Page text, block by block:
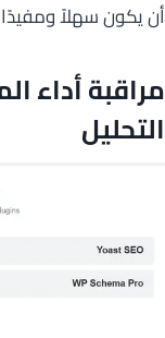
أن يكون سهلاً
مراقبة أداء
التحليل